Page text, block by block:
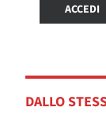
ACCEDI
DALLO